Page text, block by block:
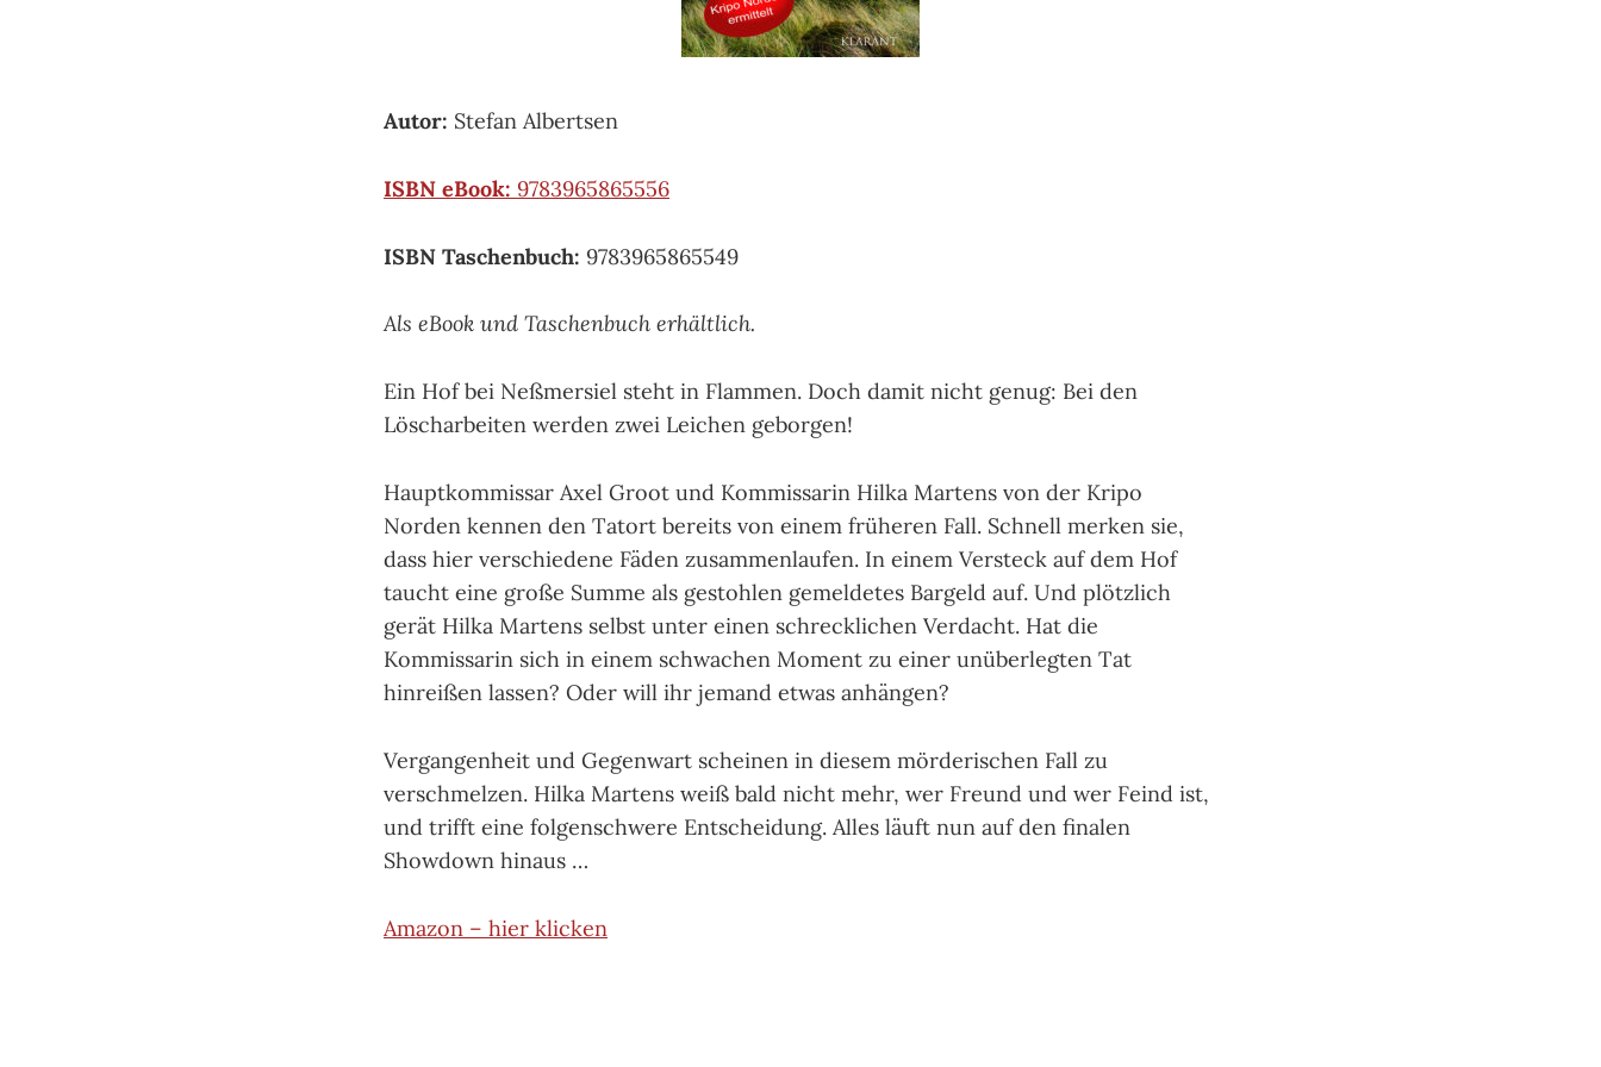
Autor: Stefan Albertsen
ISBN eBook: 9783965865556
ISBN Taschenbuch: 9783965865549
Als eBook und Taschenbuch erhältlich.
Ein Hof bei Neßmersiel steht in Flammen. Doch damit nicht genug: Bei den
Löscharbeiten werden zwei Leichen geborgen!
Hauptkommissar Axel Groot und Kommissarin Hilka Martens von der Kripo
Norden kennen den Tatort bereits von einem früheren Fall. Schnell merken sie,
dass hier verschiedene Fäden zusammenlaufen. In einem Versteck auf dem Hof
taucht eine große Summe als gestohlen gemeldetes Bargeld auf. Und plötzlich
gerät Hilka Martens selbst unter einen schrecklichen Verdacht. Hat die
Kommissarin sich in einem schwachen Moment zu einer unüberlegten Tat
hinreißen lassen? Oder will ihr jemand etwas anhängen?
Vergangenheit und Gegenwart scheinen in diesem mörderischen Fall zu
verschmelzen. Hilka Martens weiß bald nicht mehr, wer Freund und wer Feind ist,
und trifft eine folgenschwere Entscheidung. Alles läuft nun auf den finalen
Showdown hinaus …
Amazon – hier klicken